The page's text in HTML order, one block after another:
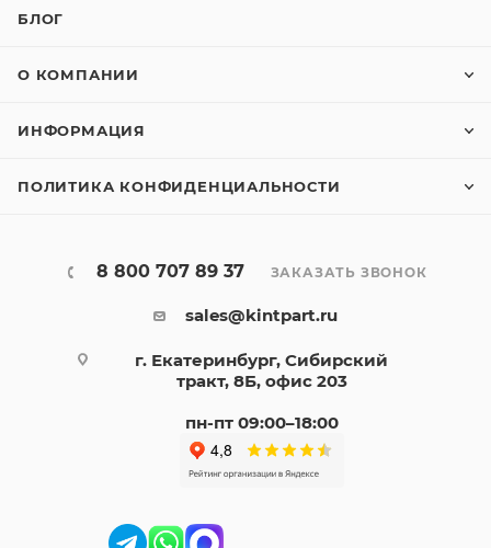
БЛОГ
О КОМПАНИИ
ИНФОРМАЦИЯ
ПОЛИТИКА КОНФИДЕНЦИАЛЬНОСТИ
8 800 707 89 37 ЗАКАЗАТЬ ЗВОНОК
sales@kintpart.ru
г. Екатеринбург, Сибирский
тракт, 8Б, офис 203
пн-пт 09:00–18:00